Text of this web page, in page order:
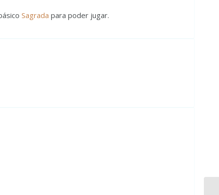
Sagrada para poder jugar.